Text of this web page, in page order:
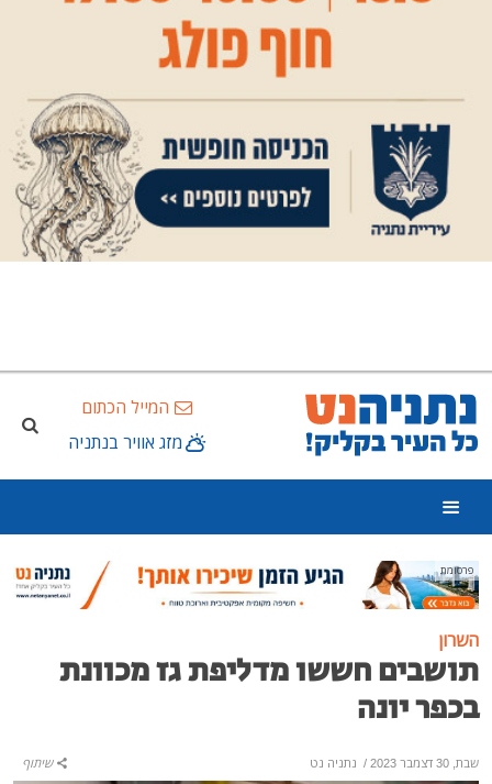
המייל הכתום
מזג אוויר בנתניה
פרסומת
השרון
תושבים חששו מדליפת גז מכוונת
בכפר יונה
שבת, 30 דצמבר 2023 / נתניה נט שיתוף